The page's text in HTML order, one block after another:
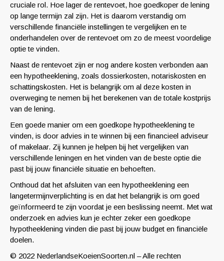
cruciale rol. Hoe lager de rentevoet, hoe goedkoper de lening
op lange termijn zal zijn. Het is daarom verstandig om
verschillende financiële instellingen te vergelijken en te
onderhandelen over de rentevoet om zo de meest voordelige
optie te vinden.
Naast de rentevoet zijn er nog andere kosten verbonden aan
een hypotheeklening, zoals dossierkosten, notariskosten en
schattingskosten. Het is belangrijk om al deze kosten in
overweging te nemen bij het berekenen van de totale kostprijs
van de lening.
Een goede manier om een goedkope hypotheeklening te
vinden, is door advies in te winnen bij een financieel adviseur
of makelaar. Zij kunnen je helpen bij het vergelijken van
verschillende leningen en het vinden van de beste optie die
past bij jouw financiële situatie en behoeften.
Onthoud dat het afsluiten van een hypotheeklening een
langetermijnverplichting is en dat het belangrijk is om goed
geïnformeerd te zijn voordat je een beslissing neemt. Met wat
onderzoek en advies kun je echter zeker een goedkope
hypotheeklening vinden die past bij jouw budget en financiële
doelen.
© 2022 NederlandseKoeienSoorten.nl – Alle rechten